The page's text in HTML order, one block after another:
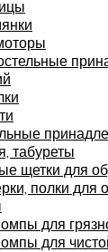
табуреты
щетки для
полки для
для
для